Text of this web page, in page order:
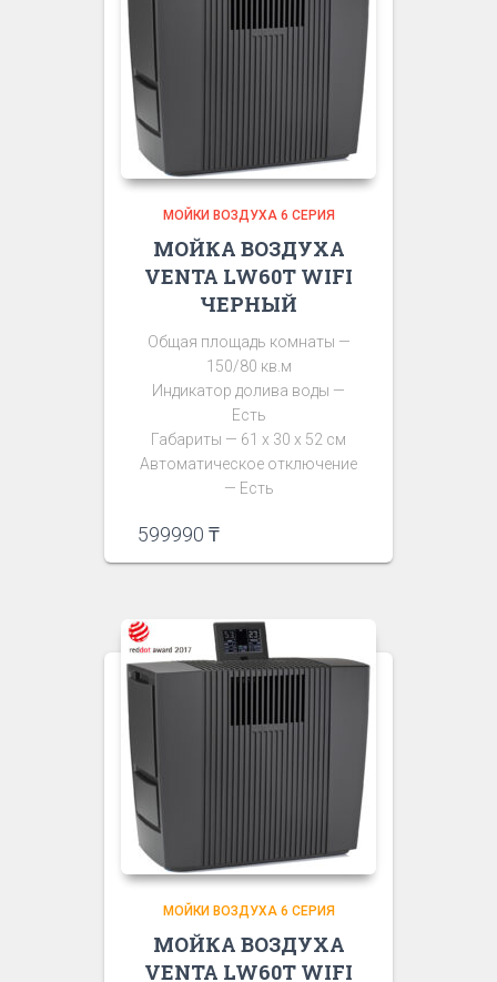
МОЙКИ ВОЗДУХА 6 СЕРИЯ
МОЙКА ВОЗДУХА
VENTA LW60T WIFI
ЧЕРНЫЙ
Общая площадь комнаты —
150/80 кв.м
Индикатор долива воды —
Есть
Габариты — 61 х 30 х 52 см
Автоматическое отключение
— Есть
599990 ₸
МОЙКИ ВОЗДУХА 6 СЕРИЯ
МОЙКА ВОЗДУХА
VENTA LW60T WIFI